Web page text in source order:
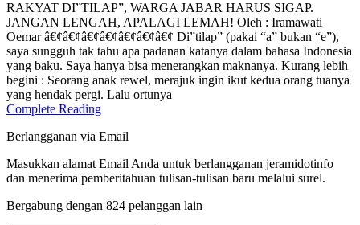
RAKYAT DI”TILAP”, WARGA JABAR HARUS SIGAP.
JANGAN LENGAH, APALAGI LEMAH! Oleh : Iramawati
Oemar â€¢â€¢â€¢â€¢â€¢â€¢â€¢ Di”tilap” (pakai “a” bukan “e”),
saya sungguh tak tahu apa padanan katanya dalam bahasa Indonesia
yang baku. Saya hanya bisa menerangkan maknanya. Kurang lebih
begini : Seorang anak rewel, merajuk ingin ikut kedua orang tuanya
yang hendak pergi. Lalu ortunya
Complete Reading
Berlangganan via Email
Masukkan alamat Email Anda untuk berlangganan jeramidotinfo
dan menerima pemberitahuan tulisan-tulisan baru melalui surel.
Bergabung dengan 824 pelanggan lain